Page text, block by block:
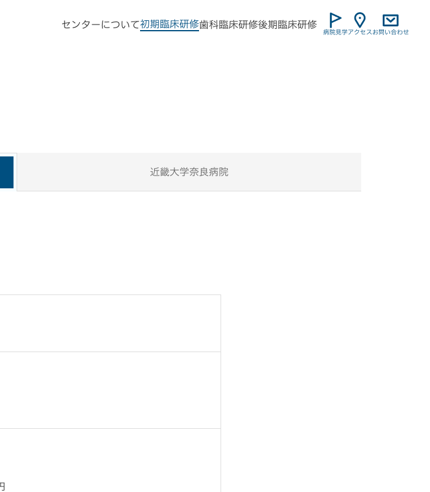
センターについて初期臨床研修⻭科臨床研修後期臨床研修
病院見学アクセス お問い合わせ
近畿大学奈良病院